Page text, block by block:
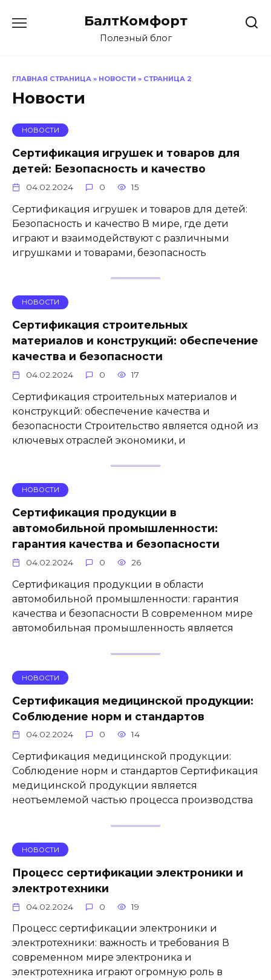
БалтКомфорт
Полезный блог
ГЛАВНАЯ СТРАНИЦА » НОВОСТИ » СТРАНИЦА 2
Новости
НОВОСТИ
Сертификация игрушек и товаров для
детей: Безопасность и качество
04.02.2024 0 15
Сертификация игрушек и товаров для детей:
Безопасность и качество В мире, где дети
играют и взаимодействуют с различными
игрушками и товарами, безопасность
НОВОСТИ
Сертификация строительных
материалов и конструкций: обеспечение
качества и безопасности
04.02.2024 0 17
Сертификация строительных материалов и
конструкций: обеспечение качества и
безопасности Строительство является одной из
ключевых отраслей экономики, и
НОВОСТИ
Сертификация продукции в
автомобильной промышленности:
гарантия качества и безопасности
04.02.2024 0 26
Сертификация продукции в области
автомобильной промышленности: гарантия
качества и безопасности В современном мире
автомобильная промышленность является
НОВОСТИ
Сертификация медицинской продукции:
Соблюдение норм и стандартов
04.02.2024 0 14
Сертификация медицинской продукции:
Соблюдение норм и стандартов Сертификация
медицинской продукции является
неотъемлемой частью процесса производства
НОВОСТИ
Процесс сертификации электроники и
электротехники
04.02.2024 0 19
Процесс сертификации электроники и
электротехники: важность и требования В
современном мире электроника и
электротехника играют огромную роль в